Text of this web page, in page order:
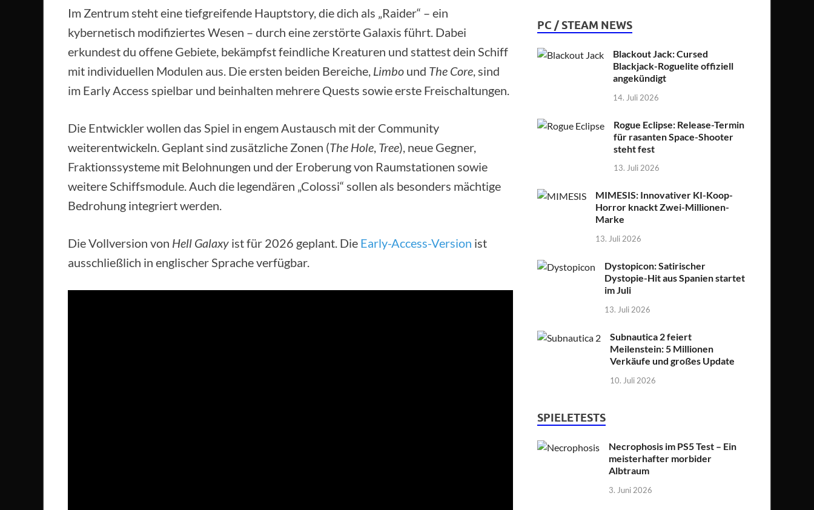
Im Zentrum steht eine tiefgreifende Hauptstory, die dich als „Raider“ – ein
kybernetisch modifiziertes Wesen – durch eine zerstörte Galaxis führt. Dabei
erkundest du offene Gebiete, bekämpfst feindliche Kreaturen und stattest dein Schiff
mit individuellen Modulen aus. Die ersten beiden Bereiche, Limbo und The Core, sind
im Early Access spielbar und beinhalten mehrere Quests sowie erste Freischaltungen.
Die Entwickler wollen das Spiel in engem Austausch mit der Community
weiterentwickeln. Geplant sind zusätzliche Zonen (The Hole, Tree), neue Gegner,
Fraktionssysteme mit Belohnungen und der Eroberung von Raumstationen sowie
weitere Schiffsmodule. Auch die legendären „Colossi“ sollen als besonders mächtige
Bedrohung integriert werden.
Die Vollversion von Hell Galaxy ist für 2026 geplant. Die Early-Access-Version ist
ausschließlich in englischer Sprache verfügbar.
PC / STEAM NEWS
Blackout Jack: Cursed
Blackjack-Roguelite offiziell
angekündigt
14. Juli 2026
Rogue Eclipse: Release-Termin
für rasanten Space-Shooter
steht fest
13. Juli 2026
MIMESIS: Innovativer KI-Koop-
Horror knackt Zwei-Millionen-
Marke
13. Juli 2026
Dystopicon: Satirischer
Dystopie-Hit aus Spanien startet
im Juli
13. Juli 2026
Subnautica 2 feiert
Meilenstein: 5 Millionen
Verkäufe und großes Update
10. Juli 2026
SPIELETESTS
Necrophosis im PS5 Test – Ein
meisterhafter morbider
Albtraum
3. Juni 2026